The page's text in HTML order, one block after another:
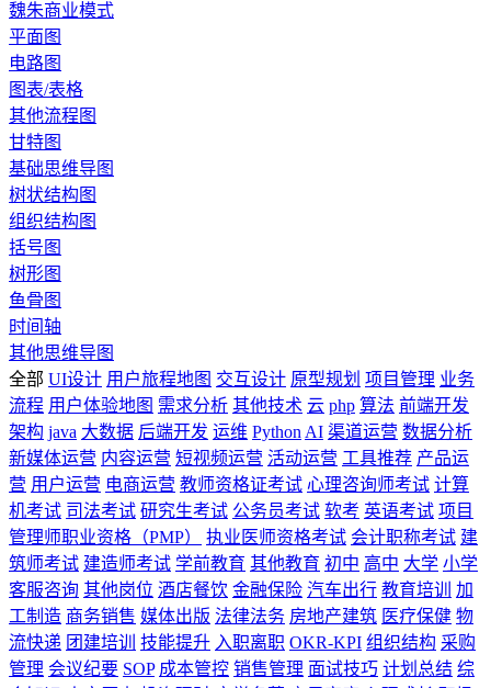
魏朱商业模式
平面图
电路图
图表/表格
其他流程图
甘特图
基础思维导图
树状结构图
组织结构图
括号图
树形图
鱼骨图
时间轴
其他思维导图
全部 UI设计 用户旅程地图 交互设计 原型规划 项目管理 业务
流程 用户体验地图 需求分析 其他技术 云 php 算法 前端开发
架构 java 大数据 后端开发 运维 Python AI 渠道运营 数据分析
新媒体运营 内容运营 短视频运营 活动运营 工具推荐 产品运
营 用户运营 电商运营 教师资格证考试 心理咨询师考试 计算
机考试 司法考试 研究生考试 公务员考试 软考 英语考试 项目
管理师职业资格（PMP）
执业医师资格考试 会计职称考试 建
筑师考试 建造师考试 学前教育 其他教育 初中 高中 大学 小学
客服咨询 其他岗位 酒店餐饮 金融保险 汽车出行 教育培训
加
工制造 商务销售 媒体出版 法律法务 房地产建筑 医疗保健 物
流快递 团建培训 技能提升 入职离职 OKR-KPI 组织结构 采购
管理 会议纪要 SOP 成本管控 销售管理 面试技巧 计划总结 综